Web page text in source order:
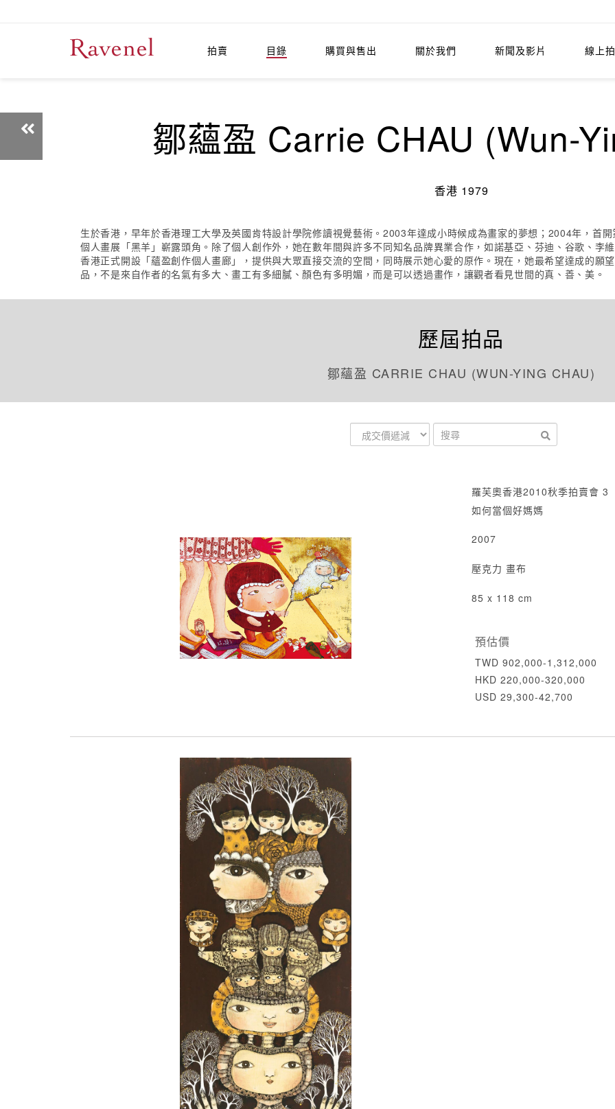
拍賣 目錄 購買與售出 關於我們 新聞及影片 線上
鄒蘊盈 Carrie CHAU (Wun-
香港 1979
生於香港，早年於香港理工大學及英國肯特設計學院修讀視覺藝術。2003年達成小時候成為畫家的夢想；2004年，首
個人畫展「黑羊」嶄露頭角。除了個人創作外，她在數年間與許多不同知名品牌異業合作，如諾基亞、芬迪、谷歌、李
香港正式開設「蘊盈創作個人畫廊」，提供與大眾直接交流的空間，同時展示她心愛的原作。現在，她最希望達成的願
品，不是來自作者的名氣有多大、畫工有多細膩、顏色有多明媚，而是可以透過畫作，讓觀者看見世間的真、善、美。
歷屆拍品
鄒蘊盈 CARRIE CHAU (WUN-YING CHAU)
羅芙奧香港2010秋季拍賣會 3
如何當個好媽媽
2007
壓克力 畫布
85 x 118 cm
預估價
TWD 902,000-1,312,000
HKD 220,000-320,000
USD 29,300-42,700